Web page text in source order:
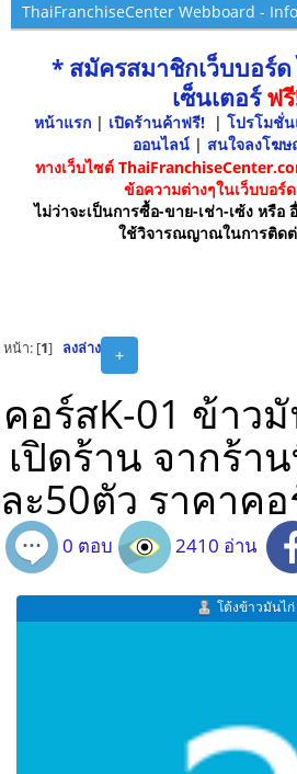
ThaiFranchiseCenter Webboard -
* สมัครสมาชิกเว็บบอร์
เซ็นเตอร์ฟ
หน้าแรก | เปิดร้านค้าฟรี! | โปรโมชั่
ออนไลน์ | สนใจลงโฆ
ทางเว็บไซต์
ข้อความต่างๆในเว็บบอร์
ไม่ว่าจะเป็นการซื้อ-ขาย-เช่า-เซ้ง หรื
ใช้วิจารณญาณในการติดต่
+
หน้า: [1] ลงล่าง
คอร์สK-01 ข้าว
เปิดร้าน จากร้า
ละ50ตัว ราคาค
0 ตอบ 2410 อ่าน
โต้งข้าวมันไก่